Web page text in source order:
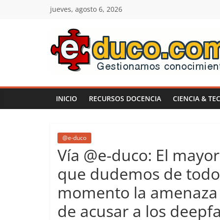
jueves, agosto 6, 2026
E-
duco:
Gestión
del
Conocimiento
Learn
more.
Do
INICIO RECURSOS DOCENCIA CIENCIA &
@e-duco
Vía @e-duco: El
que dudemos de
momento la
de acusar a los